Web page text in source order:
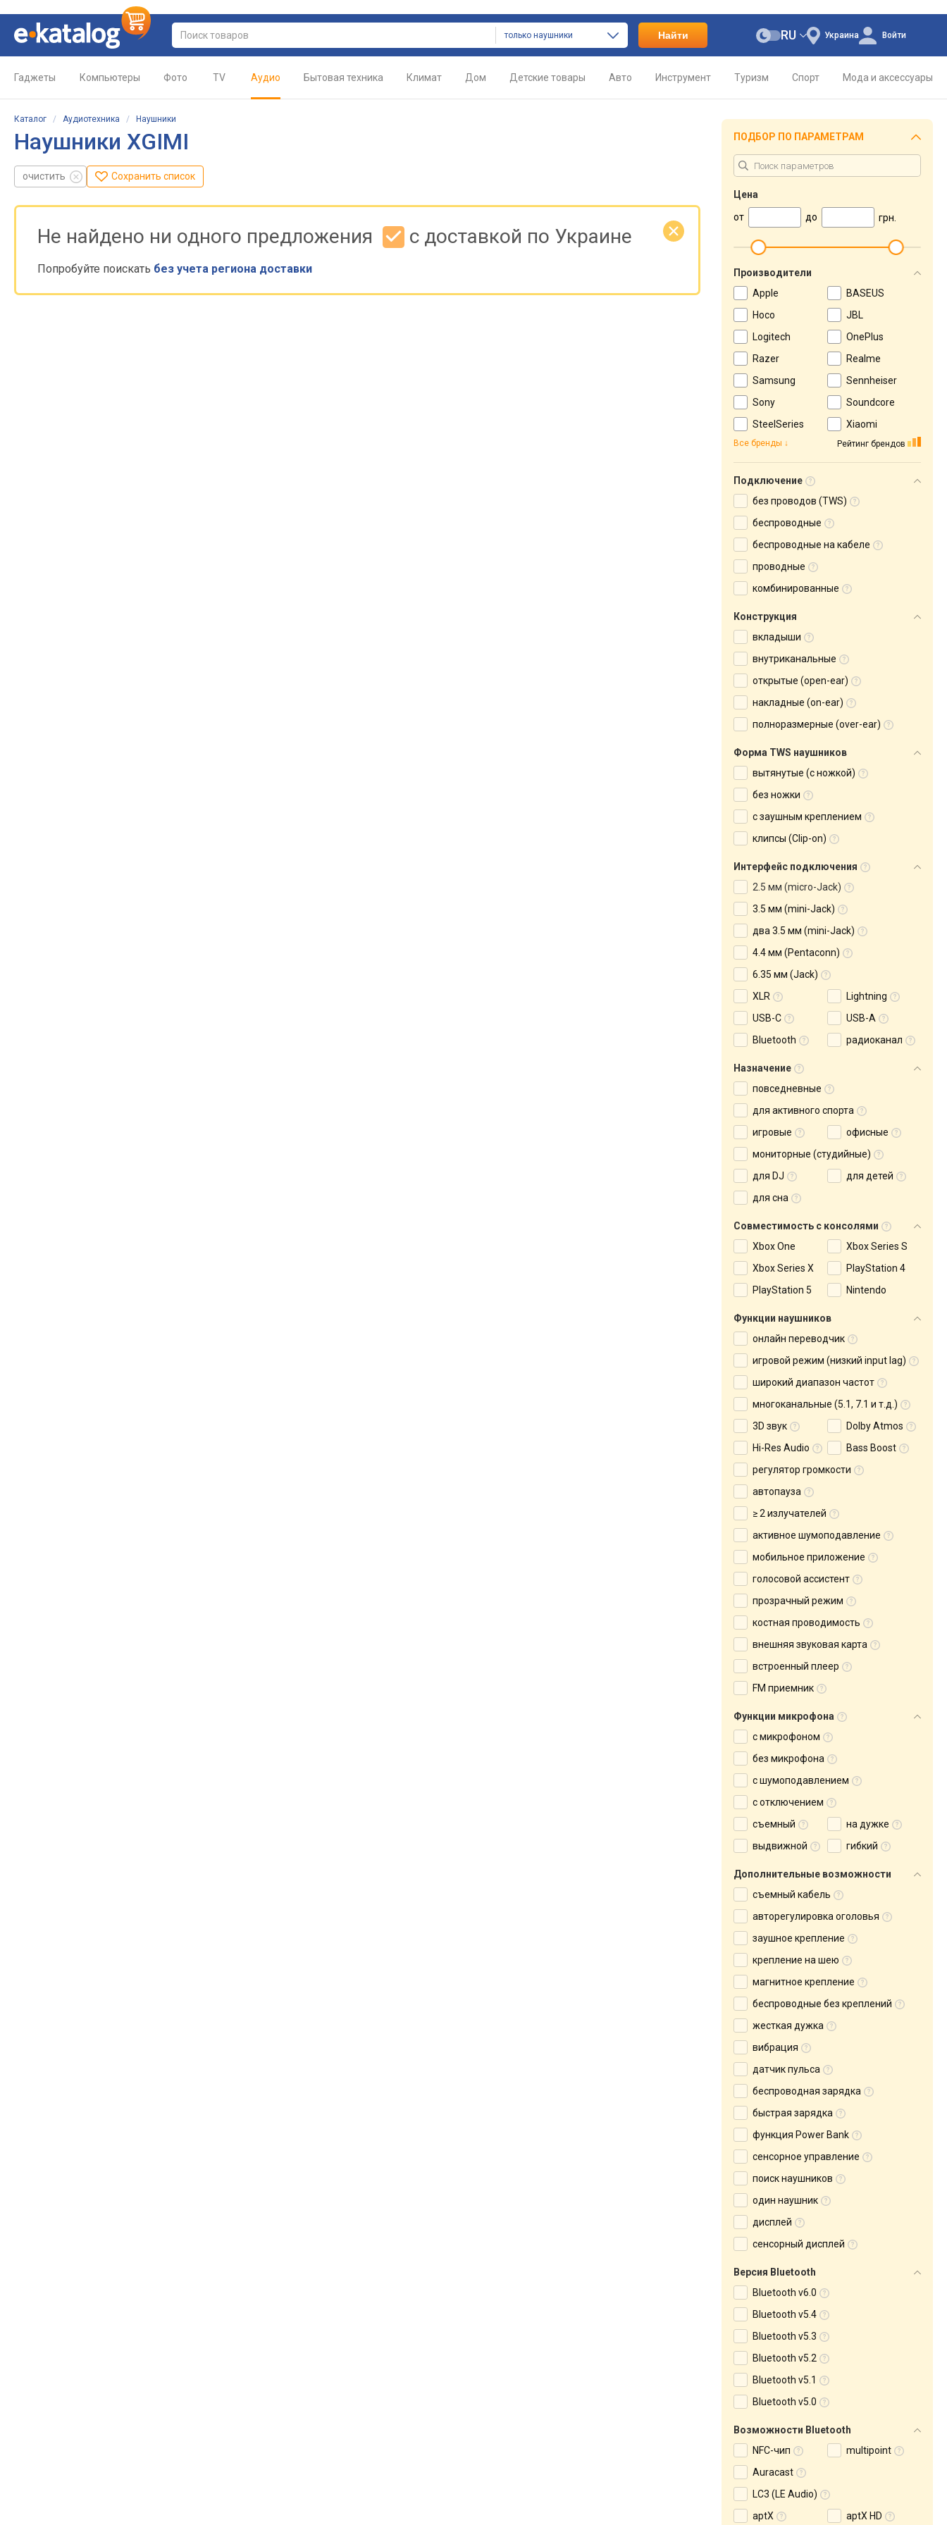
только наушники Найти Украина
RU Войти
Гаджеты Компьютеры Фото TV Аудио Бытовая техника Климат Дом Детские товары Авто Инструмент Туризм Спорт Мода и аксессуары
Каталог / Аудиотехника / Наушники
Наушники XGIMI
очистить Сохранить список
Не найдено ни одного предложения с доставкой по Украине
Попробуйте поискать без учета региона доставки
ПОДБОР ПО ПАРАМЕТРАМ
Цена
от
до грн.
Производители
Apple
BASEUS
Hoco
JBL
Logitech
OnePlus
Razer
Realme
Samsung
Sennheiser
Sony
Soundcore
SteelSeries
Xiaomi
Рейтинг брендов
Все бренды
Подключение
без проводов (TWS)
беспроводные
беспроводные на кабеле
проводные
комбинированные
Конструкция
вкладыши
внутриканальные
открытые (open-ear)
накладные (on-ear)
полноразмерные (over-ear)
Форма TWS наушников
вытянутые (с ножкой)
без ножки
с заушным креплением
клипсы (Clip-on)
Интерфейс подключения
2.5 мм (micro-Jack)
3.5 мм (mini-Jack)
два 3.5 мм (mini-Jack)
4.4 мм (Pentaconn)
6.35 мм (Jack)
XLR
Lightning
USB-C
USB-A
Bluetooth
радиоканал
Назначение
повседневные
для активного спорта
игровые
офисные
мониторные (студийные)
для DJ
для детей
для сна
Совместимость с консолями
Xbox One
Xbox Series S
Xbox Series X
PlayStation 4
PlayStation 5
Nintendo
Функции наушников
онлайн переводчик
игровой режим (низкий input lag)
широкий диапазон частот
многоканальные (5.1, 7.1 и т.д.)
3D звук
Dolby Atmos
Hi-Res Audio
Bass Boost
регулятор громкости
автопауза
≥ 2 излучателей
активное шумоподавление
мобильное приложение
голосовой ассистент
прозрачный режим
костная проводимость
внешняя звуковая карта
встроенный плеер
FM приемник
Функции микрофона
с микрофоном
без микрофона
с шумоподавлением
с отключением
съемный
на дужке
выдвижной
гибкий
Дополнительные возможности
съемный кабель
авторегулировка оголовья
заушное крепление
крепление на шею
магнитное крепление
беспроводные без креплений
жесткая дужка
вибрация
датчик пульса
беспроводная зарядка
быстрая зарядка
функция Power Bank
сенсорное управление
поиск наушников
один наушник
дисплей
сенсорный дисплей
Версия Bluetooth
Bluetooth v6.0
Bluetooth v5.4
Bluetooth v5.3
Bluetooth v5.2
Bluetooth v5.1
Bluetooth v5.0
Возможности Bluetooth
NFC-чип
multipoint
Auracast
LC3 (LE Audio)
aptX
aptX HD